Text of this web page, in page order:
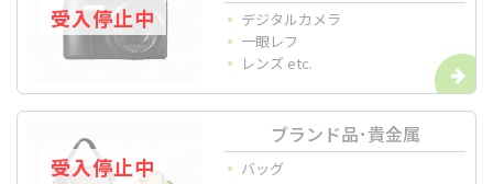
デジタルカメラ
一眼レフ
レンズ etc.
ブランド品･貴金属
バッグ